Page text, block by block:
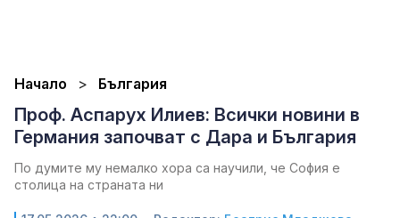
Начало България
Проф. Аспарух Илиев: Всички новини в
Германия започват с Дара и България
По думите му немалко хора са научили, че София е
столица на страната ни